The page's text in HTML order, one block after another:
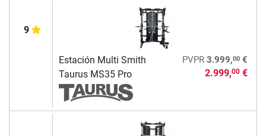
9
Estación Multi Smith
Taurus MS35 Pro
PVPR 3.999,00€
2.999,00€